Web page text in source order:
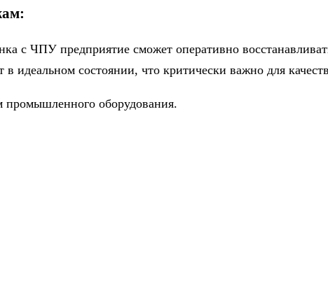
с ЧПУ предприятие сможет оперативно
в идеальном состоянии, что критически важно для
оборудования.